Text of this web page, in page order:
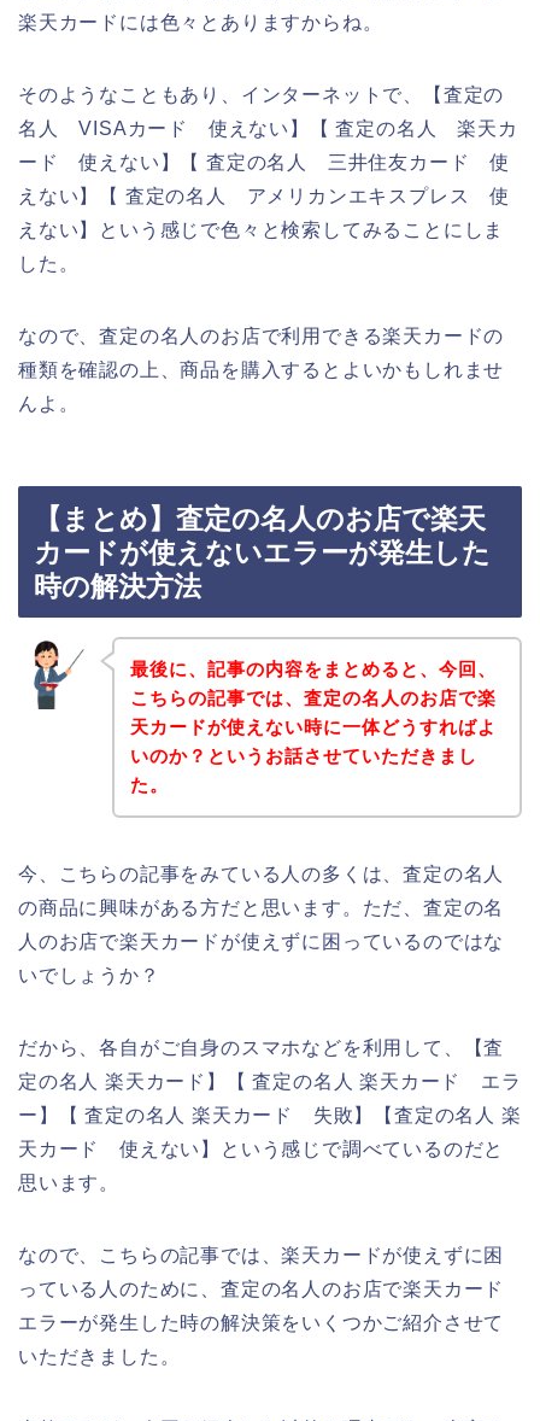
楽天カードには色々とありますからね。
そのようなこともあり、インターネットで、【査定の
名人 VISAカード 使えない】【 査定の名人 楽天カ
ード 使えない】【 査定の名人 三井住友カード 使
えない】【 査定の名人 アメリカンエキスプレス 使
えない】という感じで色々と検索してみることにしま
した。
なので、査定の名人のお店で利用できる楽天カードの
種類を確認の上、商品を購入するとよいかもしれませ
んよ。
【まとめ】査定の名人のお店で楽天
カードが使えないエラーが発生した
時の解決方法
最後に、記事の内容をまとめると、今回、
こちらの記事では、査定の名人のお店で楽
天カードが使えない時に一体どうすればよ
いのか？というお話させていただきまし
た。
今、こちらの記事をみている人の多くは、査定の名人
の商品に興味がある方だと思います。ただ、査定の名
人のお店で楽天カードが使えずに困っているのではな
いでしょうか？
だから、各自がご自身のスマホなどを利用して、【査
定の名人 楽天カード】【 査定の名人 楽天カード エラ
ー】【 査定の名人 楽天カード 失敗】【査定の名人 楽
天カード 使えない】という感じで調べているのだと
思います。
なので、こちらの記事では、楽天カードが使えずに困
っている人のために、査定の名人のお店で楽天カード
エラーが発生した時の解決策をいくつかご紹介させて
いただきました。